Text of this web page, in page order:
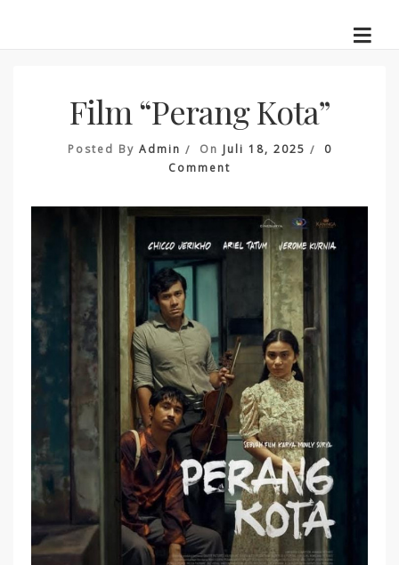
Film “Perang Kota”
Posted By Admin On Juli 18, 2025
0
Comment
“Perang
Kota”